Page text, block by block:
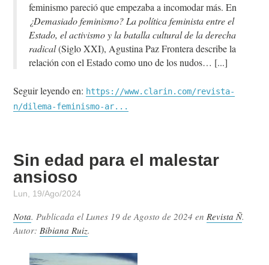
feminismo pareció que empezaba a incomodar más. En
¿Demasiado feminismo? La política feminista entre el
Estado, el activismo y la batalla cultural de la derecha
radical(Siglo XXI), Agustina Paz Frontera describe la
relación con el Estado como uno de los nudos…
Seguir leyendo en: https://www.clarin.com/revista-
n/dilema-feminismo-ar...
Sin edad para el malestar
ansioso
Lun, 19/Ago/2024
Nota. Publicada elLunes 19 de Agosto de 2024 enRevista Ñ.
Autor:Bibiana Ruiz.